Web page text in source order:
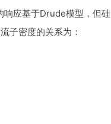
响应基于Drude模型，但硅
子密度的关系为：